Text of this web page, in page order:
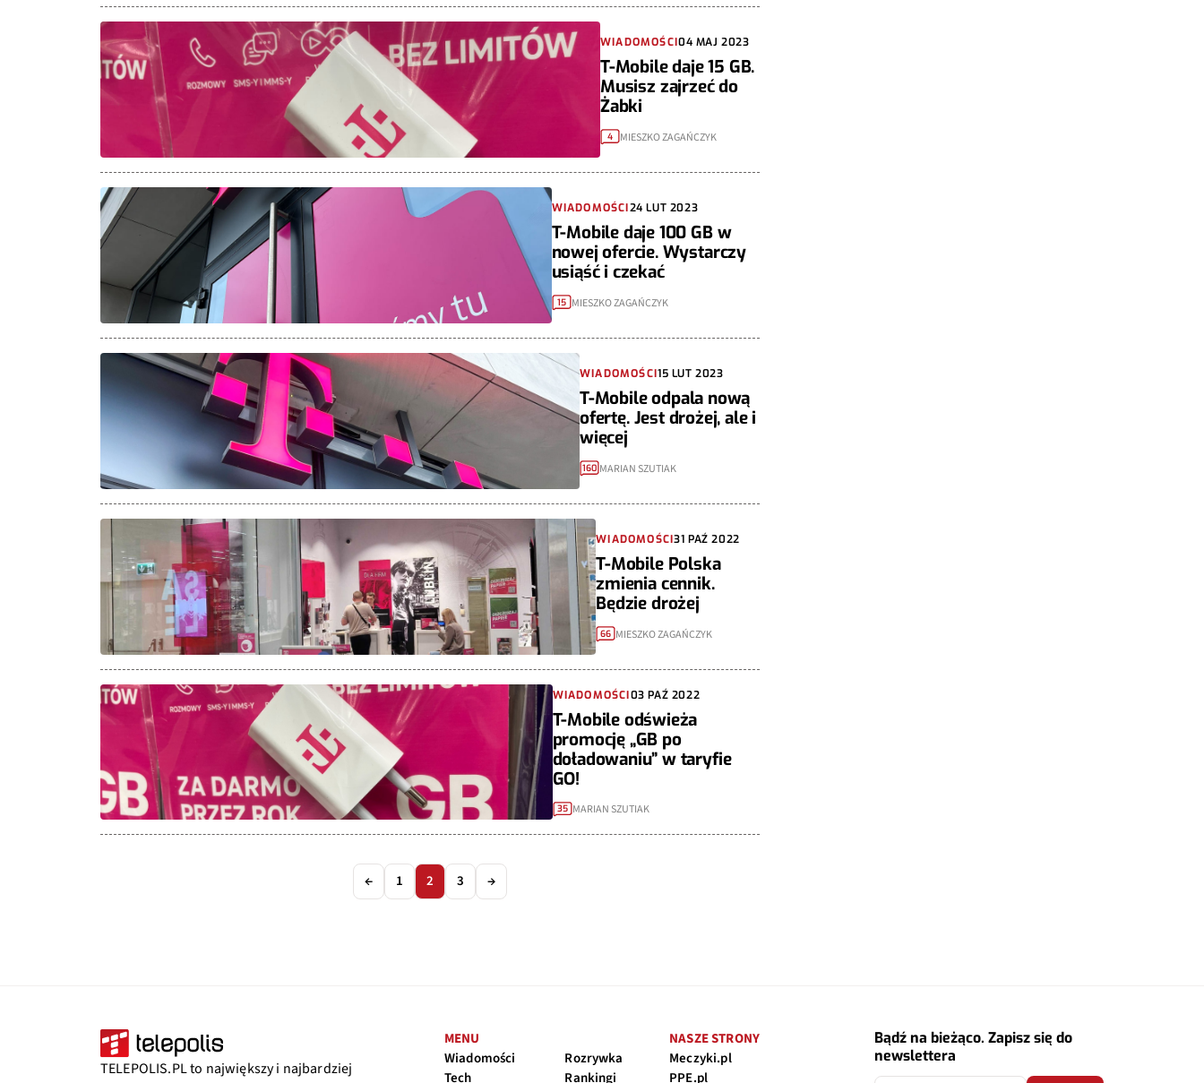
WIADOMOŚCI04 MAJ 2023
T-Mobile daje 15 GB.
Musisz zajrzeć do
Żabki
4 MIESZKO ZAGAŃCZYK
WIADOMOŚCI24 LUT 2023
T-Mobile daje 100 GB w
nowej ofercie. Wystarczy
usiąść i czekać
15 MIESZKO ZAGAŃCZYK
WIADOMOŚCI15 LUT 2023
T-Mobile odpala nową
ofertę. Jest drożej, ale i
więcej
160 MARIAN SZUTIAK
WIADOMOŚCI31 PAŹ 2022
T-Mobile Polska
zmienia cennik.
Będzie drożej
66 MIESZKO ZAGAŃCZYK
WIADOMOŚCI03 PAŹ 2022
T-Mobile odświeża
promocję „GB po
doładowaniu” w taryfie
GO!
35 MARIAN SZUTIAK
← 1 2 3 →
TELEPOLIS.PL to największy i najbardziej
MENU
Wiadomości
Tech
Rozrywka
Rankingi
NASZE STRONY
Meczyki.pl
PPE.pl
Bądź na bieżąco. Zapisz się do
newslettera